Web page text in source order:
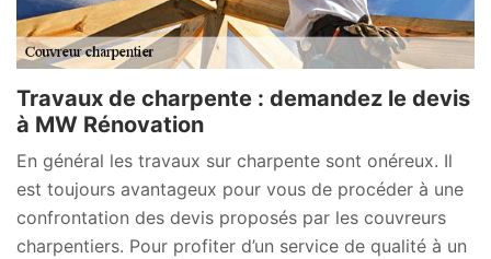
Travaux de charpente : demandez le devis
à MW Rénovation
En général les travaux sur charpente sont onéreux. Il
est toujours avantageux pour vous de procéder à une
confrontation des devis proposés par les couvreurs
charpentiers. Pour profiter d’un service de qualité à un